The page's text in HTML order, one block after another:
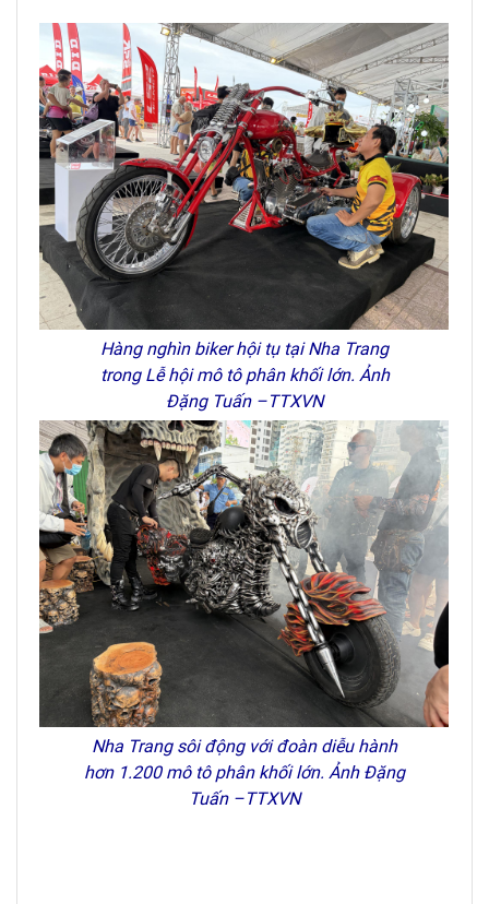
Hàng nghìn biker hội tụ tại Nha Trang
trong Lễ hội mô tô phân khối lớn. Ảnh
Đặng Tuấn –TTXVN
Nha Trang sôi động với đoàn diễu hành
hơn 1.200 mô tô phân khối lớn. Ảnh Đặng
Tuấn –TTXVN